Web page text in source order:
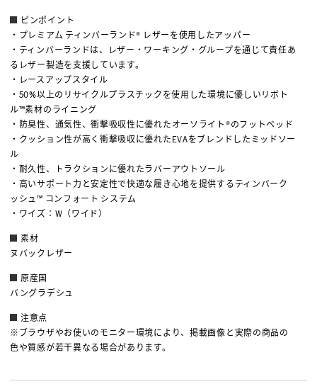
ピンポイント
・プレミアム ティンバーランド® レザーを使用したアッパー
・ティンバーランドは、レザー・ワーキング・グループを通じて責任あ
るレザー製造を支援しています。
・レースアップスタイル
・50%以上のリサイクルプラスチックを使用した環境に優しいリボト
ル™素材のライニング
・防臭性、通気性、衝撃吸収性に優れたオーソライト®のフットベッド
・クッション性が高く衝撃吸収に優れたEVAをブレンドしたミッドソー
ル
・耐久性、トラクションに優れたラバーアウトソール
・高いサポート力と安定性で快適な履き心地を提供するティンバーク
ッシュ™ コンフォート システム
・ワイズ：W（ワイド）
素材
ヌバックレザー
原産国
バングラデシュ
注意点
※ブラウザやお使いのモニター環境により、掲載画像と実際の商品の
色や質感が若干異なる場合があります。